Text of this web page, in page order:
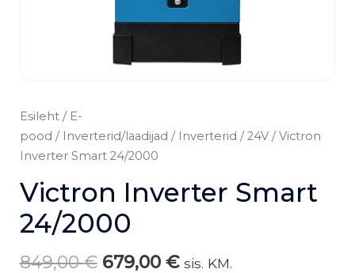
Esileht/ E-
pood / Inverterid/laadijad / Inverterid /24V/ Victron
Inverter Smart 24/2000
Victron Inverter Smart
24/2000
849,00€ 679,00 € sis. KM.